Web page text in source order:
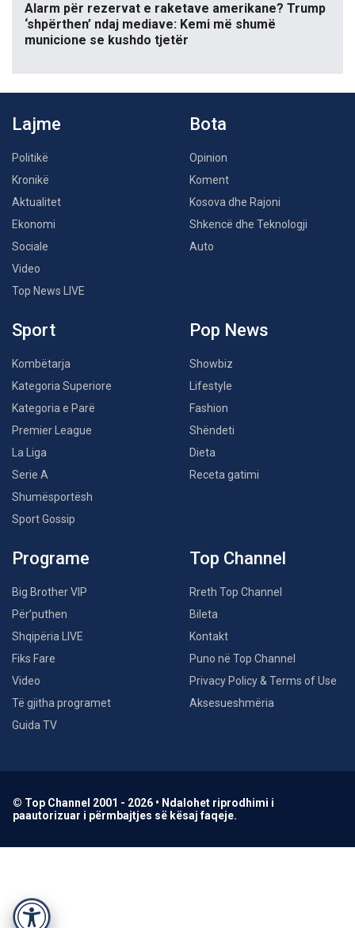
Alarm për rezervat e raketave amerikane? Trump
‘shpërthen’ ndaj mediave: Kemi më shumë
municione se kushdo tjetër
Lajme
Politikë
Kronikë
Aktualitet
Ekonomi
Sociale
Video
Top News LIVE
Bota
Opinion
Koment
Kosova dhe Rajoni
Shkencë dhe Teknologji
Auto
Sport
Kombëtarja
Kategoria Superiore
Kategoria e Parë
Premier League
La Liga
Serie A
Shumësportësh
Sport Gossip
Pop News
Showbiz
Lifestyle
Fashion
Shëndeti
Dieta
Receta gatimi
Programe
Big Brother VIP
Për’puthen
Shqipëria LIVE
Fiks Fare
Video
Të gjitha programet
Guida TV
Top Channel
Rreth Top Channel
Bileta
Kontakt
Puno në Top Channel
Privacy Policy & Terms of Use
Aksesueshmëria
© Top Channel 2001 - 2026 • Ndalohet riprodhimi i
paautorizuar i përmbajtjes së kësaj faqeje.